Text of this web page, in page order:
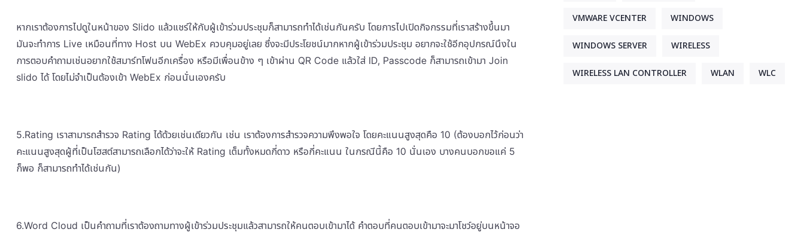
หากเราต้องการไปดูในหน้าของ Slido แล้วแชร์ให้กับผู้เข้าร่วมประชุมก็สามารถทำได้เช่นกันครับ โดยการไปเปิดกิจกรรมที่เราสร้างขึ้นมา
มันจะทำการ Live เหมือนที่ทาง Host บน WebEx ควบคุมอยู่เลย ซึ่งจะมีประโยชน์มากหากผู้เข้าร่วมประชุม อยากจะใช้อีกอุปกรณ์นึงใน
การตอบคำถามเช่นอยากใช้สมาร์ทโฟนอีกเครื่อง หรือมีเพื่อนข้าง ๆ เข้าผ่าน QR Code แล้วใส่ ID, Passcode ก็สามารถเข้ามา Join
slido ได้ โดยไม่จำเป็นต้องเข้า WebEx ก่อนนั่นเองครับ
5.Rating เราสามารถสำรวจ Rating ได้ด้วยเช่นเดียวกัน เช่น เราต้องการสำรวจความพึงพอใจ โดยคะแนนสูงสุดคือ 10 (ต้องบอกไว้ก่อนว่า
คะแนนสูงสุดผู้ที่เป็นโฮสต์สามารถเลือกได้ว่าจะให้ Rating เต็มทั้งหมดกี่ดาว หรือกี่คะแนน ในกรณีนี้คือ 10 นั่นเอง บางคนบอกขอแค่ 5
ก็พอ ก็สามารถทำได้เช่นกัน)
6.Word Cloud เป็นคำถามที่เราต้องถามทางผู้เข้าร่วมประชุมแล้วสามารถให้คนตอบเข้ามาได้ คำตอบที่คนตอบเข้ามาจะมาโชว์อยู่บนหน้าจอ
VMWARE VCENTER WINDOWS
WINDOWS SERVER WIRELESS
WIRELESS LAN CONTROLLER WLAN WLC